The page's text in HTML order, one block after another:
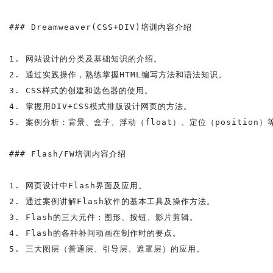
### Dreamweaver(CSS+DIV)培训内容介绍
1. 网站设计的分类及基础知识的介绍。
2. 通过实践操作，熟练掌握HTML编写方法和语法知识。
3. CSS样式的创建和选色器的使用。
4. 掌握用DIV+CSS模式排版设计网页的方法。
5. 案例分析：背景、盒子、浮动（float）、定位（position）等
### Flash/FW培训内容介绍
1. 网页设计中Flash界面及应用。
2. 通过案例讲解Flash软件的基本工具及操作方法。
3. Flash的三大元件：图形、按钮、影片剪辑。
4. Flash的各种补间动画在制作时的要点。
5. 三大图层（普通层、引导层、遮罩层）的应用。